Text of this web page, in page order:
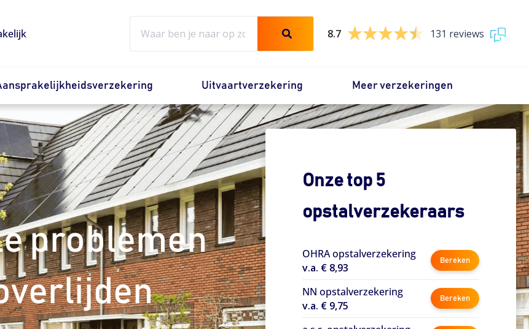
8.7
131 reviews
Uitvaartverzekering Meer verzekeringen
problemen
Onze top 5
opstalverzekeraars
OHRA opstalverzekering
v.a. € 8,93
Bereken
NN opstalverzekering
v.a. € 9,75
Bereken